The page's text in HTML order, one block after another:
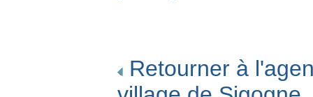
Retourner à